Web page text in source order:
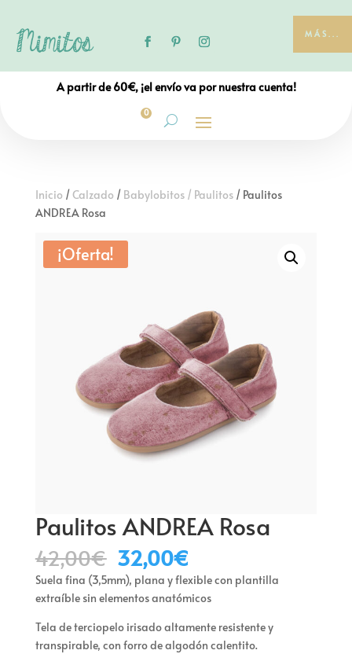
MÁS...
A partir de 60€, ¡el envío va por nuestra cuenta!
0
Inicio /Calzado / Babylobitos / Paulitos/ Paulitos
ANDREA Rosa
¡Oferta!
Paulitos ANDREA Rosa
42,00€ El
precio
original
era:
42,00€.
32,00€
precio
actual
es:
32,00€.
Suela fina (3,5mm), plana y flexible con plantilla
extraíble sin elementos anatómicos
Tela de terciopelo irisado altamente resistente y
transpirable, con forro de algodón calentito.